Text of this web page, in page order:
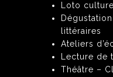
Loto culturel
littéraires
Ateliers
Lecture de
Théâtre –